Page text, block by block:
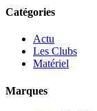
Catégories
Actu
Les Clubs
Matériel
Marques